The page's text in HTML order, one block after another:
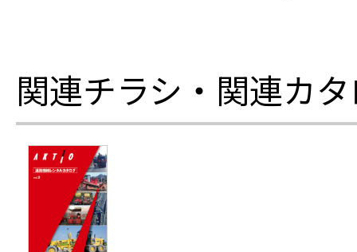
関連チラシ・関連カ